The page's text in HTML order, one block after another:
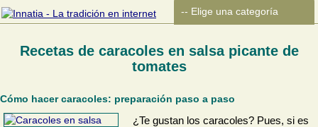
Recetas de caracoles en salsa picante de
tomates
Cómo hacer caracoles: preparación paso a paso
¿Te gustan los caracoles? Pues, si es